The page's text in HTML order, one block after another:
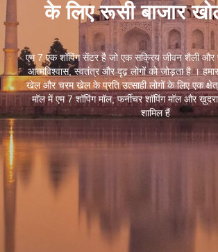
के लिए रूसी बाजार
एम 7 एक शॉपिंग सेंटर है जो एक सक्रिय जीवन शैली
आत्मविश्वास, स्वतंत्र और दृढ़ लोगों को जोड़ता है । हमारा
खेल और चरम खेल के प्रति उत्साही लोगों के लिए एक
मॉल में एम 7 शॉपिंग मॉल, फर्नीचर शॉपिंग मॉल और
शामिल हैं